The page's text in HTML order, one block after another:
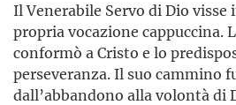
Il Venerabile Servo di Dio visse
propria vocazione cappuccina.
conformò a Cristo e lo
perseveranza. Il suo cammino
dall’abbandono alla volontà di